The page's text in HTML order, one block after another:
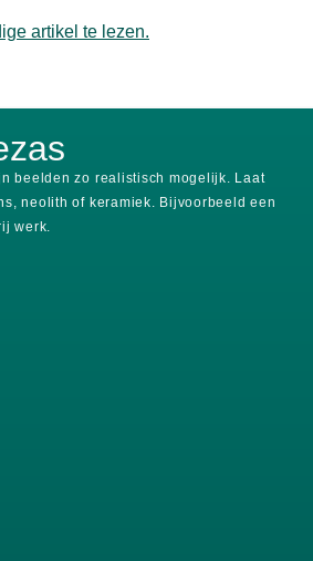
artikel te lezen.
beelden zo realistisch mogelijk. Laat
neolith of keramiek. Bijvoorbeeld een
werk.